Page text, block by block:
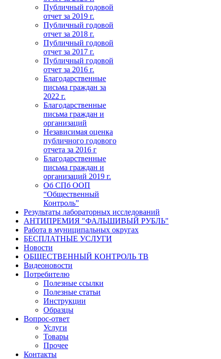
Публичный годовой
отчет за 2019 г.
Публичный годовой
отчет за 2018 г.
Публичный годовой
отчет за 2017 г.
Публичный годовой
отчет за 2016 г.
Благодарственные
письма граждан за
2022 г.
Благодарственные
письма граждан и
организаций
Независимая оценка
публичного годового
отчета за 2016 г
Благодарственные
письма граждан и
организаций 2019 г.
Об СПб ООП
“Общественный
Контроль”
Результаты лабораторных исследований
АНТИПРЕМИЯ "ФАЛЬШИВЫЙ РУБЛЬ"
Работа в муниципальных округах
БЕСПЛАТНЫЕ УСЛУГИ
Новости
ОБЩЕСТВЕННЫЙ КОНТРОЛЬ ТВ
Видеоновости
Потребителю
Полезные ссылки
Полезные статьи
Инструкции
Образцы
Вопрос-ответ
Услуги
Товары
Прочее
Контакты